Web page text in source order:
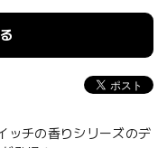
ッチの香りシリーズのデ